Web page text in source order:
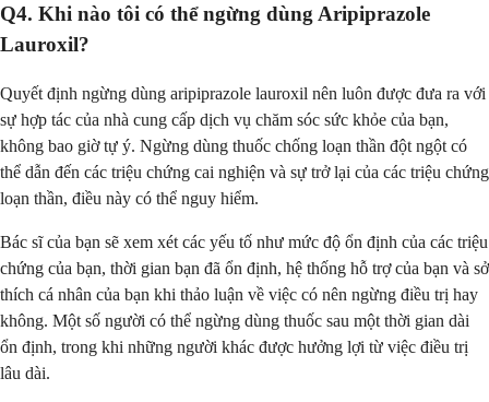
Q4. Khi nào tôi có thể ngừng dùng Aripiprazole
Lauroxil?
Quyết định ngừng dùng aripiprazole lauroxil nên luôn được đưa ra với
sự hợp tác của nhà cung cấp dịch vụ chăm sóc sức khỏe của bạn,
không bao giờ tự ý. Ngừng dùng thuốc chống loạn thần đột ngột có
thể dẫn đến các triệu chứng cai nghiện và sự trở lại của các triệu chứng
loạn thần, điều này có thể nguy hiểm.
Bác sĩ của bạn sẽ xem xét các yếu tố như mức độ ổn định của các triệu
chứng của bạn, thời gian bạn đã ổn định, hệ thống hỗ trợ của bạn và sở
thích cá nhân của bạn khi thảo luận về việc có nên ngừng điều trị hay
không. Một số người có thể ngừng dùng thuốc sau một thời gian dài
ổn định, trong khi những người khác được hưởng lợi từ việc điều trị
lâu dài.